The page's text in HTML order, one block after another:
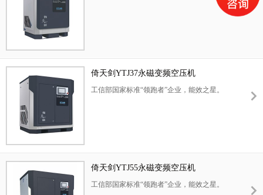
倚天剑YTJ37永磁变频空压机
工信部国家标准“领跑者”企业，能效之星。
倚天剑YTJ55永磁变频空压机
工信部国家标准“领跑者”企业，能效之星。